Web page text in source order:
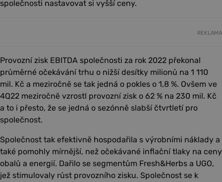
společnosti nastavovat si vyšší ceny.
REKLAMA
Provozní zisk EBITDA společnosti za rok 2022 překonal
průměrné očekávání trhu o nižší desítky milionů na 1 110
mil. Kč a meziročně se tak jedná o pokles o 1,8 %. Ovšem ve
4Q22 meziročně vzrostl provozní zisk o 62 % na 230 mil. Kč
a to i přesto, že se jedná o sezónně slabší čtvrtletí pro
společnost.
Společnost tak efektivně hospodařila s výrobními náklady a
také pomohly mírnější, než očekávané inflační tlaky na ceny
obalů a energií. Dařilo se segmentům Fresh&Herbs a UGO,
jež stimulovaly růst provozního zisku. Společnost se k